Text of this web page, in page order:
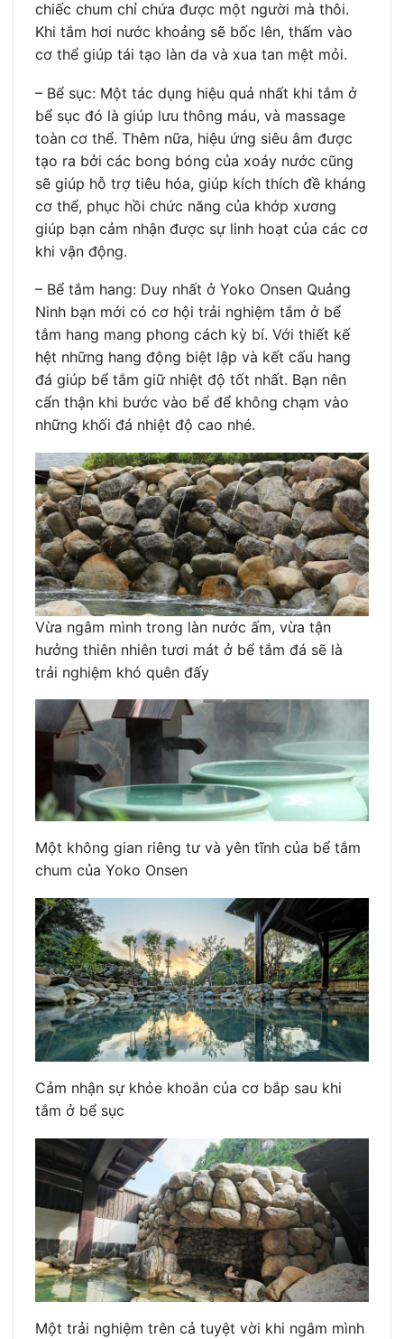
chiếc chum chỉ chứa được một người mà thôi.
Khi tắm hơi nước khoảng sẽ bốc lên, thấm vào
cơ thể giúp tái tạo làn da và xua tan mệt mỏi.
– Bể sục: Một tác dụng hiệu quả nhất khi tắm ở
bể sục đó là giúp lưu thông máu, và massage
toàn cơ thể. Thêm nữa, hiệu ứng siêu âm được
tạo ra bởi các bong bóng của xoáy nước cũng
sẽ giúp hỗ trợ tiêu hóa, giúp kích thích đề kháng
cơ thể, phục hồi chức năng của khớp xương
giúp bạn cảm nhận được sự linh hoạt của các cơ
khi vận động.
– Bể tắm hang: Duy nhất ở Yoko Onsen Quảng
Ninh bạn mới có cơ hội trải nghiệm tắm ở bể
tắm hang mang phong cách kỳ bí. Với thiết kế
hệt những hang động biệt lập và kết cấu hang
đá giúp bể tắm giữ nhiệt độ tốt nhất. Bạn nên
cẩn thận khi bước vào bể để không chạm vào
những khối đá nhiệt độ cao nhé.
Vừa ngâm mình trong làn nước ấm, vừa tận
hưởng thiên nhiên tươi mát ở bể tắm đá sẽ là
trải nghiệm khó quên đấy
Một không gian riêng tư và yên tĩnh của bể tắm
chum của Yoko Onsen
Cảm nhận sự khỏe khoắn của cơ bắp sau khi
tắm ở bể sục
Một trải nghiệm trên cả tuyệt vời khi ngâm mình